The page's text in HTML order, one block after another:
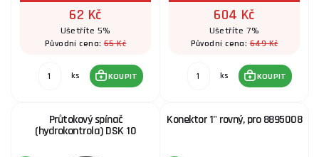
ks
982 Kč
62 Kč
Ušetříte 5%
Původní cena: 65 Kč
ks KOUPIT
604 Kč
Ušetříte 7%
Původní cena:649 Kč
ks KOUPIT
Průtokový spínač
(hydrokontrola) DSK 10
Konektor 1" rovný, pro 8895008